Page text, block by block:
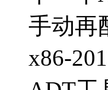
手动再
x86-